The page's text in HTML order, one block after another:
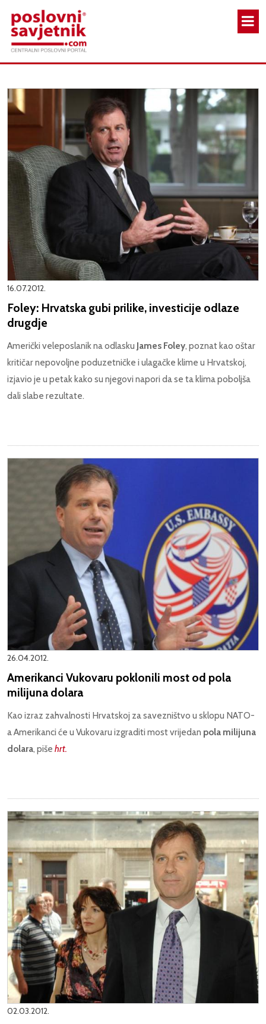
16.07.2012.
Foley: Hrvatska gubi prilike, investicije odlaze
drugdje
Američki veleposlanik na odlasku James Foley, poznat kao oštar
kritičar nepovoljne poduzetničke i ulagačke klime u Hrvatskoj,
izjavio je u petak kako su njegovi napori da se ta klima poboljša
dali slabe rezultate.
26.04.2012.
Amerikanci Vukovaru poklonili most od pola
milijuna dolara
Kao izraz zahvalnosti Hrvatskoj za savezništvo u sklopu NATO-
a Amerikanci će u Vukovaru izgraditi most vrijedan pola milijuna
dolara, piše hrt.
02.03.2012.